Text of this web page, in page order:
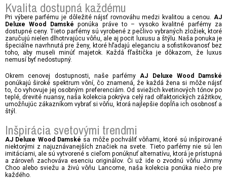
Kvalita dostupná každému
Pri výbere parfému je dôležité nájsť rovnováhu medzi kvalitou a cenou. AJ
Deluxe Wood Damské ponúka práve to – vysoko kvalitné parfémy za
dostupné ceny. Tieto parfémy sú vyrobené z pečlivo vybraných zložiek, ktoré
zaručujú nielen dlhotrvajúcu vôňu, ale aj pocit luxusu a štýlu. Naša ponuka je
špeciálne navrhnutá pre ženy, ktoré hľadajú eleganciu a sofistikovanosť bez
toho, aby museli minúť majetok. Každá fľaštička je dôkazom, že luxus
nemusí byť nedostupný.
Okrem cenovej dostupnosti, naše parfémy AJ Deluxe Wood Damské
ponúkajú široké spektrum vôní, čo znamená, že každá žena si môže nájsť
to, čo vyhovuje jej osobným preferenciám. Od sviežich kvetinových tónov po
teplé, drevité nuansy, naša kolekcia pokrýva celý rad olfaktorických zážitkov,
umožňujúc zákazníkom vybrať si vôňu, ktorá najlepšie dopĺňa ich osobnosť a
štýl.
Inšpirácia svetovými trendmi
AJ Deluxe Wood Damské sa môže pochváliť vôňami, ktoré sú inšpirované
niektorými z najuznávanejších značiek na svete. Tieto parfémy nie sú len
imitáciami, ale sú vytvorené s cieľom ponúknuť alternatívu, ktorá je prístupná
a zároveň zachováva esenciu originálov. Či už ide o zvodnú vôňu Jimmy
Choo alebo sviežu a živú vôňu Lancome, naša kolekcia ponúka niečo pre
každého.